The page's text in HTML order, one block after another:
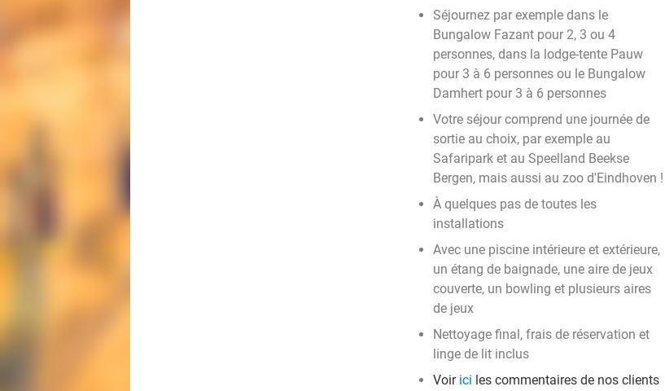
Séjournez par exemple dans le
Bungalow Fazant pour 2, 3 ou 4
personnes, dans la lodge-tente Pauw
pour 3 à 6 personnes ou le Bungalow
Damhert pour 3 à 6 personnes
Votre séjour comprend une journée de
sortie au choix, par exemple au
Safaripark et au Speelland Beekse
Bergen, mais aussi au zoo d'Eindhoven !
À quelques pas de toutes les
installations
Avec une piscine intérieure et extérieure,
un étang de baignade, une aire de jeux
couverte, un bowling et plusieurs aires
de jeux
Nettoyage final, frais de réservation et
linge de lit inclus
Voir ici les commentaires de nos clients